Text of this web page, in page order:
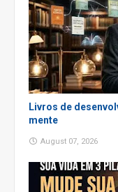
Livros de
mente
August 07, 2026